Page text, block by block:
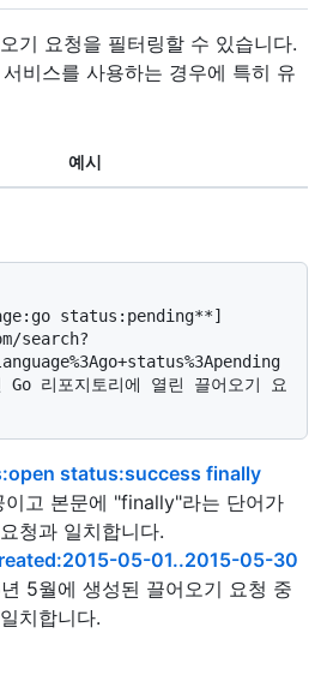
기 요청을 필터링할 수 있습니다.
비스를 사용하는 경우에 특히 유
예시
search?
리포지토리에 열린 끌어오기 요
status:success finally
이고 본문에 "finally"라는 단어가
청과 일치합니다.
05-01..2015-05-30
5월에 생성된 끌어오기 요청 중
치합니다.